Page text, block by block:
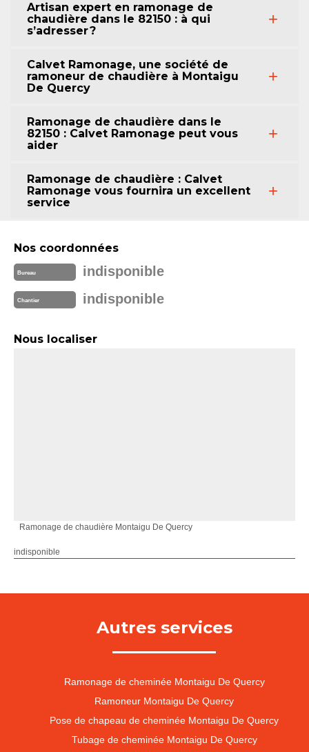
Artisan expert en ramonage de
chaudière dans le 82150 : à qui
s’adresser ?
Calvet Ramonage, une société de
ramoneur de chaudière à Montaigu
De Quercy
Ramonage de chaudière dans le
82150 : Calvet Ramonage peut vous
aider
Ramonage de chaudière : Calvet
Ramonage vous fournira un excellent
service
Nos coordonnées
Bureau indisponible
Chantier indisponible
Nous localiser
Ramonage de chaudière Montaigu De Quercy
indisponible
Autres services
Ramonage de cheminée Montaigu De Quercy
Ramoneur Montaigu De Quercy
Pose de chapeau de cheminée Montaigu De Quercy
Tubage de cheminée Montaigu De Quercy